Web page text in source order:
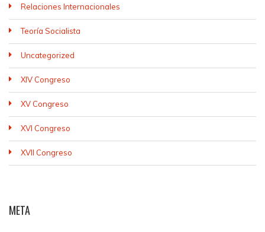
Relaciones Internacionales
Teoría Socialista
Uncategorized
XIV Congreso
XV Congreso
XVI Congreso
XVII Congreso
META